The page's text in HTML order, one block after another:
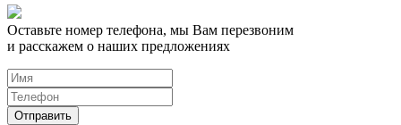
Оставьте номер телефона, мы Вам перезвоним
и расскажем о наших предложениях